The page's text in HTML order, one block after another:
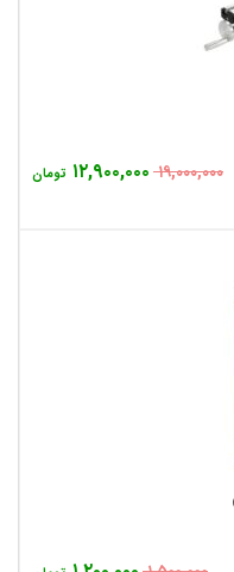
۱۹,۰۰۰,۰۰۰ ۱۲,۹۰۰,۰۰۰ تومان